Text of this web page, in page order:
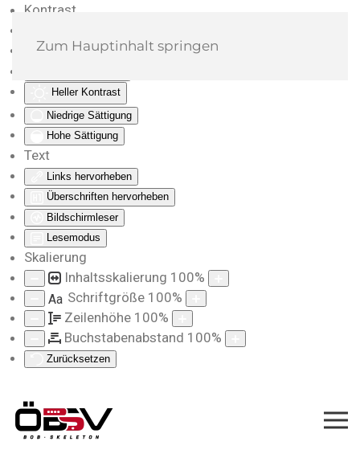
Kontrast
Monochrom
Heller Kontrast
Niedrige Sättigung
Hohe Sättigung
Text
Links hervorheben
Überschriften hervorheben
Bildschirmleser
Lesemodus
Skalierung
Inhaltsskalierung 100%
Aa Schriftgröße 100%
Zeilenhöhe 100%
Buchstabenabstand 100%
Zurücksetzen
Zum Hauptinhalt springen